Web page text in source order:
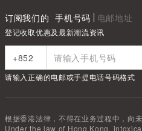
订阅我们的 手机号码 电邮地址
登记收取优惠及最新潮流资讯
请输入正确的电邮或手提电话号码格式
根据香港法律，不得在业务过程中，向
Under the law of Hong Kong,